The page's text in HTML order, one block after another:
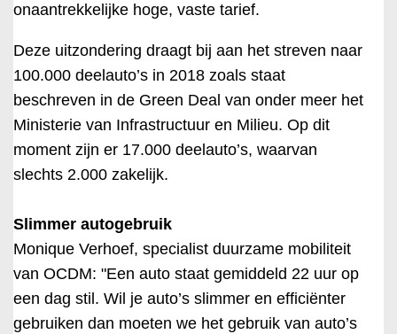
onaantrekkelijke hoge, vaste tarief.
Deze uitzondering draagt bij aan het streven naar
100.000 deelauto’s in 2018 zoals staat
beschreven in de Green Deal van onder meer het
Ministerie van Infrastructuur en Milieu. Op dit
moment zijn er 17.000 deelauto’s, waarvan
slechts 2.000 zakelijk.
Slimmer autogebruik
Monique Verhoef, specialist duurzame mobiliteit
van OCDM: "Een auto staat gemiddeld 22 uur op
een dag stil. Wil je auto’s slimmer en efficiënter
gebruiken dan moeten we het gebruik van auto’s